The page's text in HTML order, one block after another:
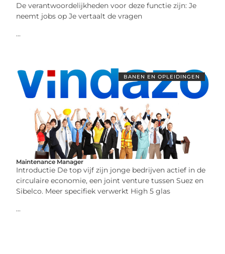
De verantwoordelijkheden voor deze functie zijn: Je
neemt jobs op Je vertaalt de vragen
...
BANEN EN OPLEIDINGEN
Maintenance Manager
Introductie De top vijf zijn jonge bedrijven actief in de
circulaire economie, een joint venture tussen Suez en
Sibelco. Meer specifiek verwerkt High 5 glas
...